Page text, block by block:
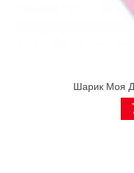
Шарик Моя